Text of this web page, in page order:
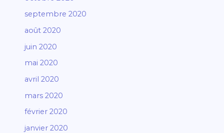
septembre 2020
août 2020
juin 2020
mai 2020
avril 2020
mars 2020
février 2020
janvier 2020